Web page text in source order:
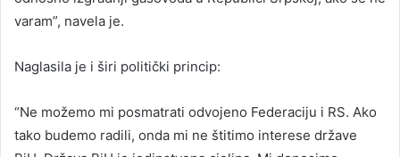
varam”, navela je.
Naglasila je i širi politički princip:
“Ne možemo mi posmatrati odvojeno Federaciju i RS. Ako
tako budemo radili, onda mi ne štitimo interese države